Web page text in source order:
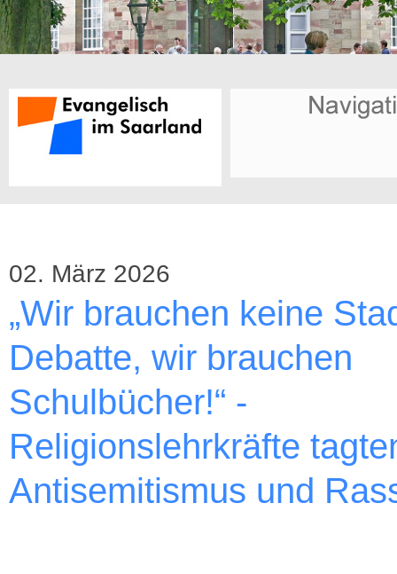
02. März 2026
„Wir brauchen keine
Debatte, wir brauchen
Schulbücher!“ -
Religionslehrkräfte
Antisemitismus und